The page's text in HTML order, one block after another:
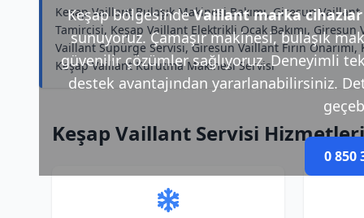
Keşap bölgesindeVaillant marka cihazlar
sunuyoruz. Çamaşır makinesi, bulaşık
güvenilir çözümler sağlıyoruz. Deneyimli
destek avantajından yararlanabilirsiniz.
0 850
Keşap Vaillant Bulaşık Makinesi Bakımı, Giresun
Tamircisi, Keşap Vaillant Elektrikli Ocak Bakımı,
Vaillant Süpürge Servisi, Giresun Vaillant Fırın
Keşap Vaillant Kurutma Makinesi Servisi
Keşap Vaillant Servisi